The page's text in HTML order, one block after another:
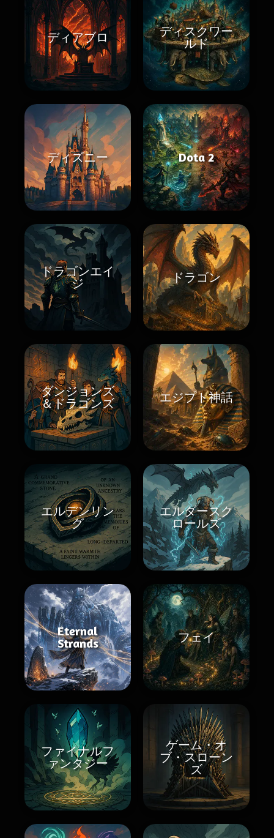
ディアブロ
ディスクワー
ルド
ディズニー Dota 2
ドラゴンエイ
ジ
ドラゴン
ダンジョンズ
＆ドラゴンズ
エジプト神話
エルデンリン
グ
エルダースク
ロールズ
Eternal
Strands
フェイ
ファイナルフ
ァンタジー
ゲーム・オ
ブ・スローン
ズ